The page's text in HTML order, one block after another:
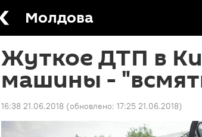
Молдова
Жуткое ДТП в
машины -
16:38 21.06.2018 (обновлено: 17:25 21.06.2018)